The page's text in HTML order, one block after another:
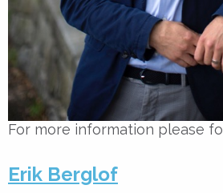
For more information please
Erik Berglof